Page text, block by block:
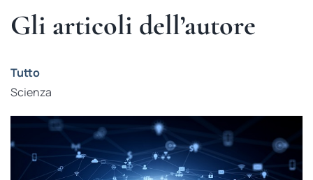
Gli articoli dell’autore
Tutto
Scienza